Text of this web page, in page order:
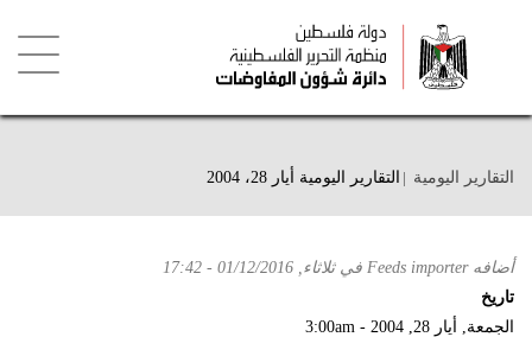
التقارير اليومية التقارير اليومية أيار 28، 2004
أضافهFeeds importer فيثلاثاء, 01/12/2016 - 17:42
تاريخ
الجمعة, أيار 28, 2004 - 3:00am